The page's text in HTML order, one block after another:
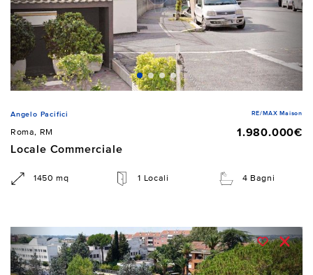
Angelo Pacifici RE/MAX Maison
Roma, RM
1.980.000€
Locale Commerciale
1450 mq 1 Locali 4 Bagni